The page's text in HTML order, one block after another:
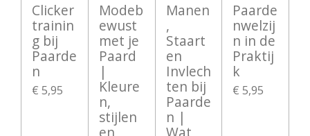
Clicker
trainin
g bij
Paarde
n
€ 5,95
Modeb
ewust
met je
Paard
|
Kleure
n,
stijlen
Manen
,
Staart
en
Invlech
ten bij
Paarde
n |
Paarde
nwelzij
n in de
Praktij
k
€ 5,95